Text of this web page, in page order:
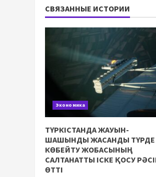
СВЯЗАННЫЕ ИСТОРИИ
Экономика
ТҮРКІСТАНДА ЖАУЫН-
ШАШЫНДЫ ЖАСАНДЫ ТҮРДЕ
КӨБЕЙТУ ЖОБАСЫНЫҢ
САЛТАНАТТЫ ІСКЕ ҚОСУ
ӨТТІ